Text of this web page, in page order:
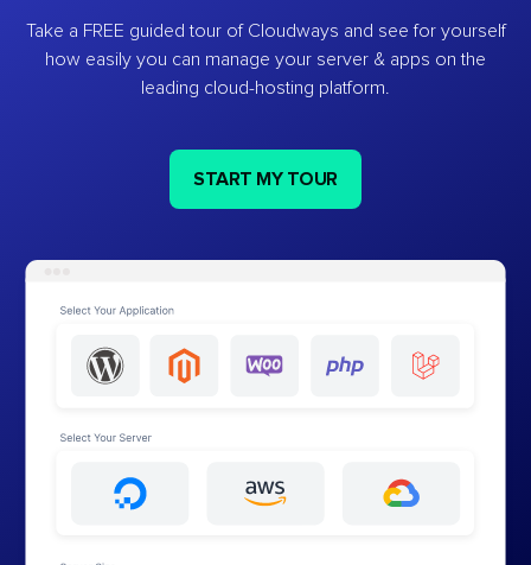
Take a FREE guided tour of Cloudways and see for yourself
how easily you can manage your server & apps on the
leading cloud-hosting platform.
START MY TOUR